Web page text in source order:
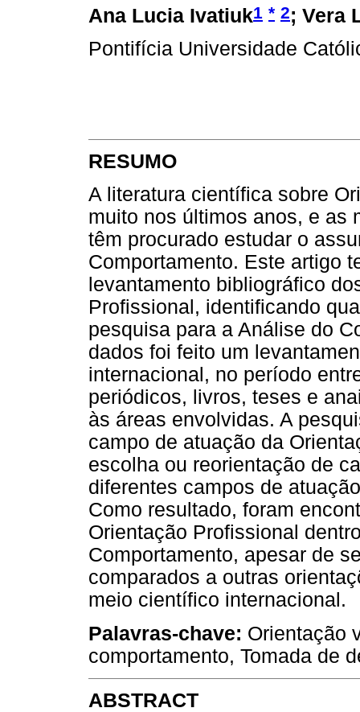
Ana Lucia Ivatiuk1 * 2; Vera
Pontifícia Universidade
RESUMO
A literatura científica sobre
muito nos últimos anos, e as
têm procurado estudar o
Comportamento. Este artigo
levantamento bibliográfico
Profissional, identificando
pesquisa para a Análise do
dados foi feito um
internacional, no período
periódicos, livros, teses e
às áreas envolvidas. A
campo de atuação da
escolha ou reorientação de
diferentes campos de
Como resultado, foram
Orientação Profissional
Comportamento, apesar de
comparados a outras
meio científico internacional.
Palavras-chave: Orientação
comportamento, Tomada de
ABSTRACT